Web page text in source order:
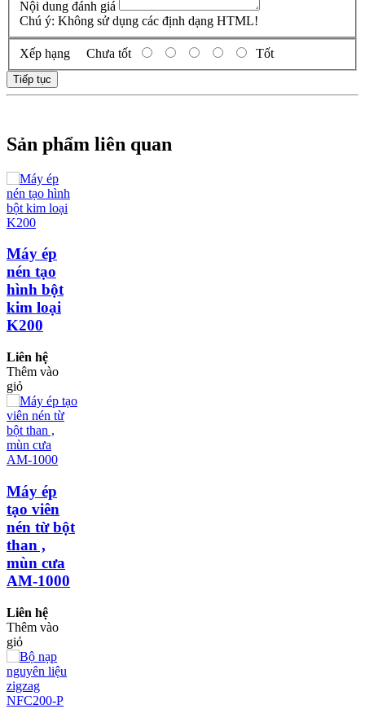
Nội dung đánh giá
Chú ý: Không sử dụng các định dạng HTML!
Xếp hạng Chưa tốt Tốt
Tiếp tục
Sản phẩm liên quan
Máy ép
nén tạo
hình bột
kim loại
K200
Liên hệ
Thêm vào
giỏ
Máy ép
tạo viên
nén từ bột
than ,
mùn cưa
AM-1000
Liên hệ
Thêm vào
giỏ